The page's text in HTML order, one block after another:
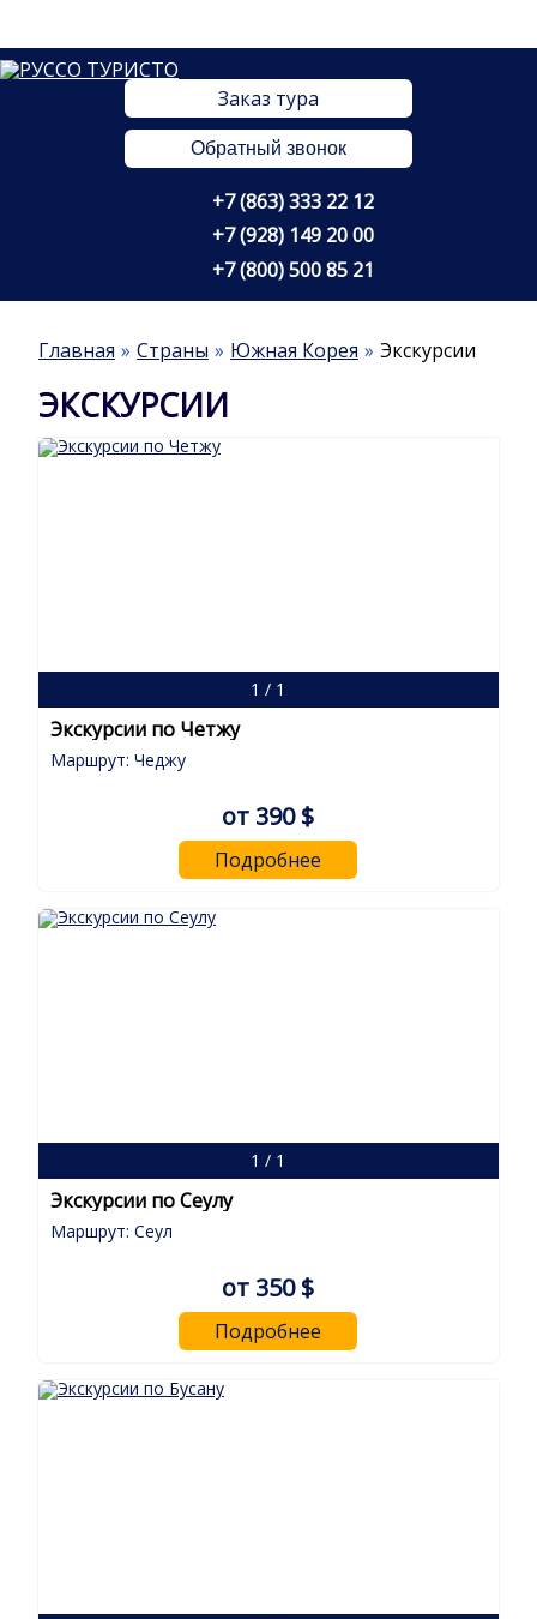
Заказ тура
Обратный звонок
+7 (863) 333 22 12
+7 (928) 149 20 00
+7 (800) 500 85 21
Главная Страны Южная Корея Экскурсии
ЭКСКУРСИИ
1 / 1
Экскурсии по Четжу
Маршрут: Чеджу
от 390 $
Подробнее
1 / 1
Экскурсии по Сеулу
Маршрут: Сеул
от 350 $
Подробнее